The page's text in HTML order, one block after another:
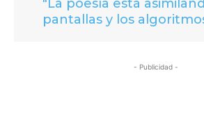
"La poesía está
pantallas y los
- Publicidad -